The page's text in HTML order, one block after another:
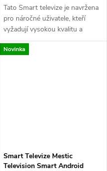
Tato Smart televize je navržena
pro náročné uživatele, kteří
vyžadují vysokou kvalitu a
spolehlivost. S 4letou
zárukou se můžete spolehnout
Novinka
Smart Televize Mestic
Television Smart Android